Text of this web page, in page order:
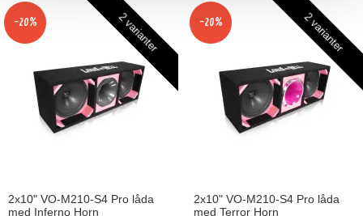
2 varianter
-20%
2x10" VO-M210-S4 Pro låda
med Inferno Horn
2 varianter
-20%
2x10" VO-M210-S4 Pro låda
med Terror Horn